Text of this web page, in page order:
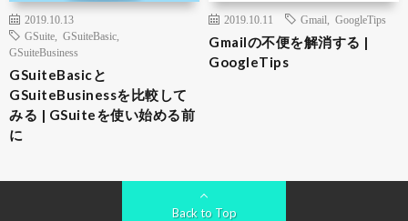
2019.10.13
GSuite
GSuiteBasic
GSuiteBusiness
GSuiteBasicと
GSuiteBusinessを比較して
みる | GSuiteを使い始める前
に
2019.10.11 Gmail GoogleTips
Gmailの不便を解消する |
GoogleTips
Back to Top